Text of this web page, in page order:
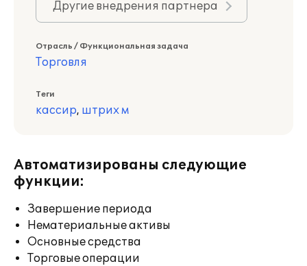
Другие внедрения партнера
Отрасль / Функциональная задача
Торговля
Теги
кассир, штрих м
Автоматизированы следующие
функции:
Завершение периода
Нематериальные активы
Основные средства
Торговые операции